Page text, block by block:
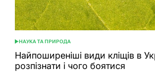
ОПУБЛІКУВАТИ
У
НАУКА ТА ПРИРОДА
Найпоширеніші види кліщів в
розпізнати і чого боятися